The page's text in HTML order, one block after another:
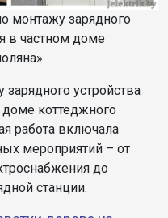
монтажу зарядного
в частном доме
устройства
коттеджного
работа включала
мероприятий – от
до
станции.